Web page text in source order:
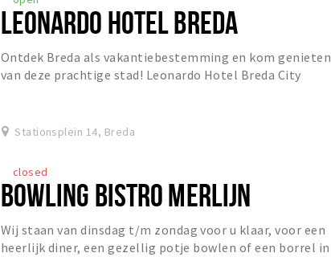
LEONARDO HOTEL BREDA
Ontdek Breda als vakantiebestemming en kom genieten
van deze prachtige stad! Leonardo Hotel Breda City
Stationsplein 14, Breda
closed
BOWLING BISTRO MERLIJN
Wij staan van dinsdag t/m zondag voor u klaar, voor een
heerlijk diner, een gezellig potje bowlen of een borrel in